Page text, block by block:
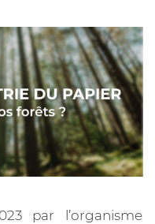
par l’organisme